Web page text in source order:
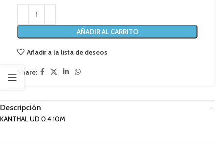
AÑADIR AL CARRITO
Añadir a la lista de deseos
Share:
Descripción
KANTHAL UD 0.4 10M